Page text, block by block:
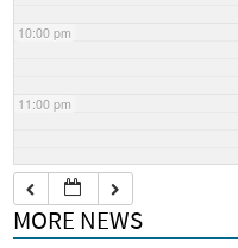
10:00 pm
11:00 pm
MORE NEWS